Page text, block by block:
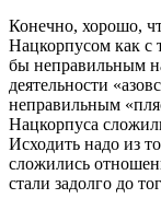
Конечно, хорошо,
Нацкорпусом как с
бы неправильным
деятельности
неправильным
Нацкорпуса
Исходить надо из
сложились
стали задолго до